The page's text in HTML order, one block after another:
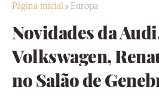
Página inicial Europa
Novidades da
Volkswagen,
no Salão de